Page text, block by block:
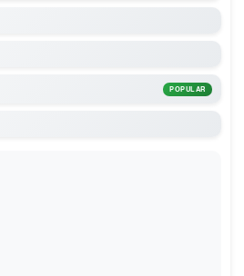
POPULAR